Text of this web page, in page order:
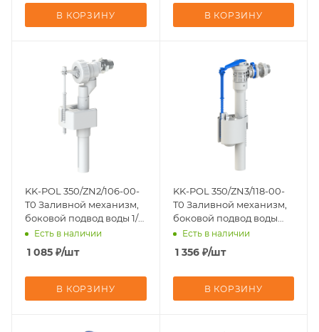
В КОРЗИНУ В КОРЗИНУ
KK-POL 350/ZN2/106-00-
T0 Заливной механизм,
боковой подвод воды 1/2,
штуцер пластик
Есть в наличии
1 085 ₽/шт
В КОРЗИНУ
KK-POL 350/ZN3/118-00-
T0 Заливной механизм,
боковой подвод воды
3/8, штуцер пластик
Есть в наличии
1 356₽/шт
В КОРЗИНУ